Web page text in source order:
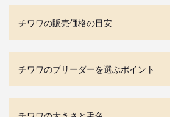
チワワの販売価格の目安
チワワのブリーダーを選ぶポイント